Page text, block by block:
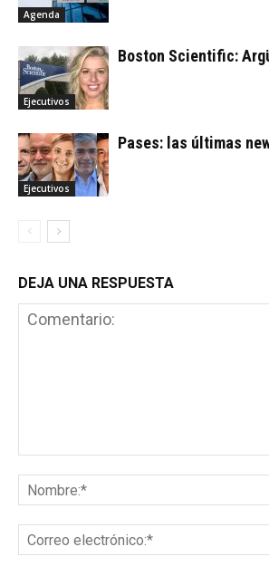
Agenda
Ejecutivos
Boston Scientific:
Ejecutivos
Pases: las últimas
DEJA UNA RESPUESTA